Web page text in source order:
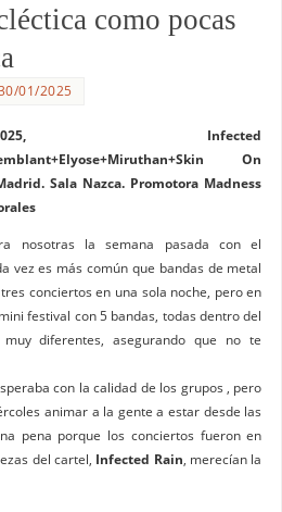
como pocas
01/2025
2025, Infected
On
Sala Nazca. Promotora Madness
nosotras la semana pasada con el
vez es más común que bandas de metal
conciertos en una sola noche, pero en
festival con 5 bandas, todas dentro del
diferentes, asegurando que no te
con la calidad de los grupos , pero
animar a la gente a estar desde las
pena porque los conciertos fueron en
del cartel, Infected Rain , merecían la